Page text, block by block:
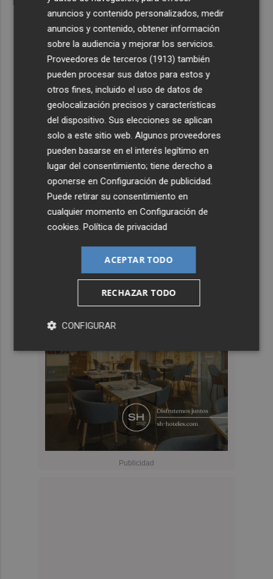
anuncios y contenido personalizados, medir
anuncios y contenido, obtener información
sobre la audiencia y mejorar los servicios.
Proveedores de terceros (1913) también
pueden procesar sus datos para estos y
otros fines, incluido el uso de datos de
geolocalización precisos y características
del dispositivo. Sus elecciones se aplican
solo a este sitio web. Algunos proveedores
pueden basarse en el interés legítimo en
lugar del consentimiento; tiene derecho a
oponerse enConfiguración de publicidad
Puede retirar su consentimiento en
cualquier momento enConfiguración de
cookies .Política de privacidad
ACEPTAR TODO
RECHAZAR TODO
CONFIGURAR